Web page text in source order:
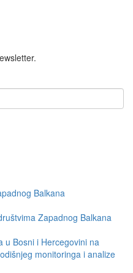
Balkana
Zapadnog Balkana
u Bosni i Hercegovini na
monitoringa i analize